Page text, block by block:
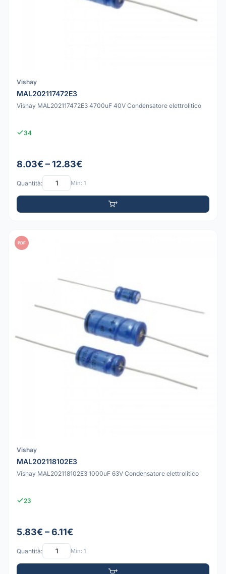
Vishay
MAL202117472E3
Vishay MAL202117472E3 4700uF 40V Condensatore elettrolitico
34
8.03€ – 12.83€
Quantità: Min: 1
PDF
Vishay
MAL202118102E3
Vishay MAL202118102E3 1000uF 63V Condensatore elettrolitico
23
5.83€ – 6.11€
Quantità: Min: 1